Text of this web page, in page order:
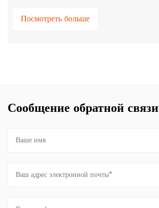
Посмотреть больше
Сообщение обратной связи